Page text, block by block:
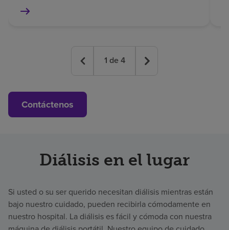
1 de 4
Contáctenos
Diálisis en el lugar
Si usted o su ser querido necesitan diálisis mientras están
bajo nuestro cuidado, pueden recibirla cómodamente en
nuestro hospital. La diálisis es fácil y cómoda con nuestra